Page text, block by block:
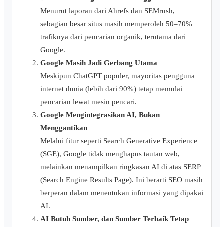
Menurut laporan dari Ahrefs dan SEMrush,
sebagian besar situs masih memperoleh 50–70%
trafiknya dari pencarian organik, terutama dari
Google.
Google Masih Jadi Gerbang Utama
Meskipun ChatGPT populer, mayoritas pengguna
internet dunia (lebih dari 90%) tetap memulai
pencarian lewat mesin pencari.
Google Mengintegrasikan AI, Bukan
Menggantikan
Melalui fitur seperti Search Generative Experience
(SGE), Google tidak menghapus tautan web,
melainkan menampilkan ringkasan AI di atas SERP
(Search Engine Results Page). Ini berarti SEO masih
berperan dalam menentukan informasi yang dipakai
AI.
AI Butuh Sumber, dan Sumber Terbaik Tetap